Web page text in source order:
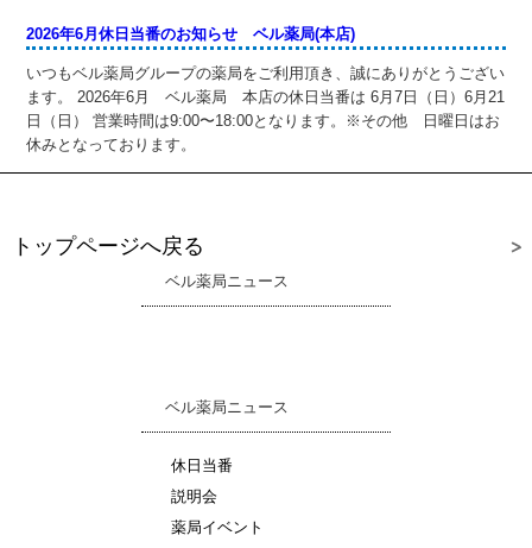
2026年6月休日当番のお知らせ ベル薬局(本店)
いつもベル薬局グループの薬局をご利用頂き、誠にありがとうござい
ます。 2026年6月 ベル薬局 本店の休日当番は 6月7日（日）6月21
日（日） 営業時間は9:00〜18:00となります。※その他 日曜日はお
休みとなっております。
トップページへ戻る
ベル薬局ニュース
ベル薬局ニュース
休日当番
説明会
薬局イベント